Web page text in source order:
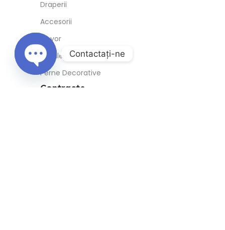
Facebook
Instagram
Contactaţi-ne